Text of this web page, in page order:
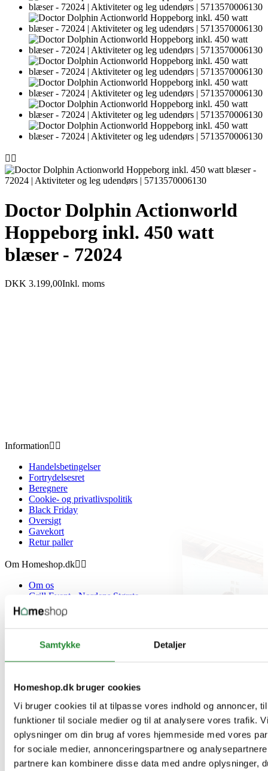
Samtykke Detaljer
Homeshop.dk bruger cookies
Vi bruger cookies til at tilpasse vores indhold og annoncer,
funktioner til sociale medier og til at analysere vores trafik.
oplysninger om din brug af vores hjemmeside med vores
for sociale medier, annonceringspartnere og
partnere kan kombinere disse data med andre oplysninger,
 
Doctor Dolphin Actionworld
Hoppeborg inkl. 450 watt
blæser - 72024
DKK 3.199,00Inkl. moms
Information 
Handelsbetingelser
Fortrydelsesret
Beregnere
Cookie- og privatlivspolitik
Black Friday
Oversigt
Gavekort
Retur paller
Om Homeshop.dk 
Om os
Grill Event - Nordens Største
Kontakt os
Showroom
Avis
Blog
VIP Klubber
Min konto 
Personlige oplysninger
Returnerede køb
Ordrer
Kreditnotaer
Adresser
Rabatkuponer
Min ønskeliste